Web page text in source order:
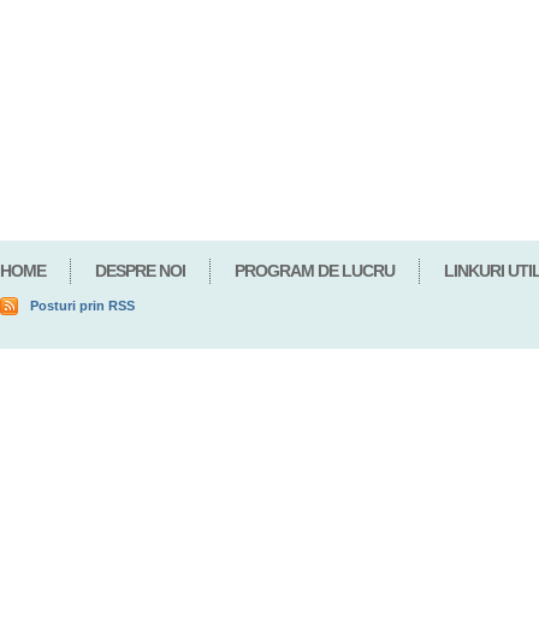
HOME DESPRE NOI PROGRAM DE LUCRU LINKURI
Posturi prin RSS